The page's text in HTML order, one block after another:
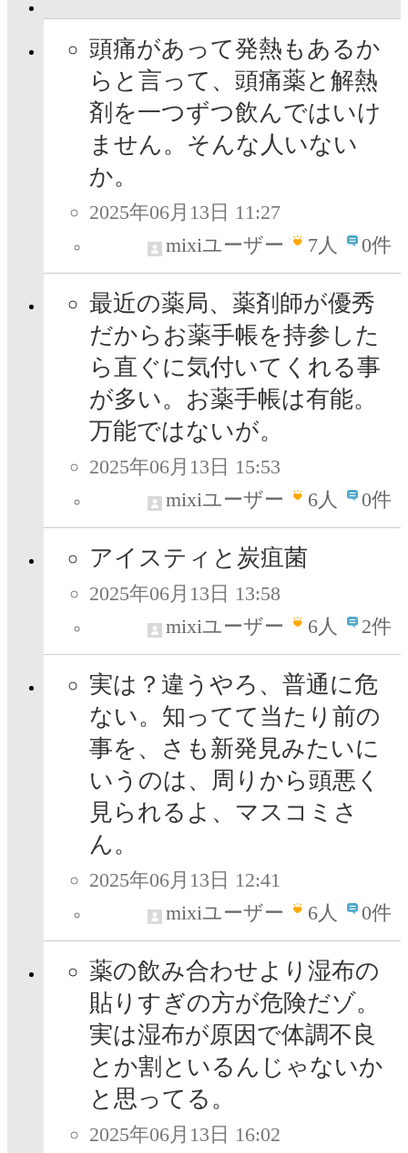
頭痛があって発熱もあるか
らと言って、頭痛薬と解熱
剤を一つずつ飲んではいけ
ません。そんな人いない
か。
2025年06月13日 11:27
mixiユーザー
7人 0件
最近の薬局、薬剤師が優秀
だからお薬手帳を持参した
ら直ぐに気付いてくれる事
が多い。お薬手帳は有能。
万能ではないが。
2025年06月13日 15:53
mixiユーザー
6人 0件
アイスティと炭疽菌
2025年06月13日 13:58
mixiユーザー
6人 2件
実は？違うやろ、普通に危
ない。知ってて当たり前の
事を、さも新発見みたいに
いうのは、周りから頭悪く
見られるよ、マスコミさ
ん。
2025年06月13日 12:41
mixiユーザー
6人 0件
薬の飲み合わせより湿布の
貼りすぎの方が危険だゾ。
実は湿布が原因で体調不良
とか割といるんじゃないか
と思ってる。
2025年06月13日 16:02